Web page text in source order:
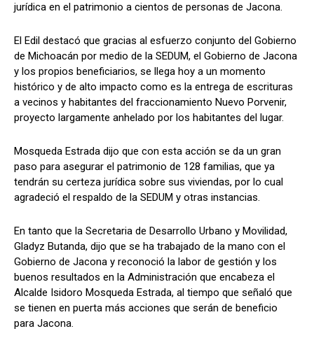
jurídica en el patrimonio a cientos de personas de Jacona.
El Edil destacó que gracias al esfuerzo conjunto del Gobierno
de Michoacán por medio de la SEDUM, el Gobierno de Jacona
y los propios beneficiarios, se llega hoy a un momento
histórico y de alto impacto como es la entrega de escrituras
a vecinos y habitantes del fraccionamiento Nuevo Porvenir,
proyecto largamente anhelado por los habitantes del lugar.
Mosqueda Estrada dijo que con esta acción se da un gran
paso para asegurar el patrimonio de 128 familias, que ya
tendrán su certeza jurídica sobre sus viviendas, por lo cual
agradeció el respaldo de la SEDUM y otras instancias.
En tanto que la Secretaria de Desarrollo Urbano y Movilidad,
Gladyz Butanda, dijo que se ha trabajado de la mano con el
Gobierno de Jacona y reconoció la labor de gestión y los
buenos resultados en la Administración que encabeza el
Alcalde Isidoro Mosqueda Estrada, al tiempo que señaló que
se tienen en puerta más acciones que serán de beneficio
para Jacona.